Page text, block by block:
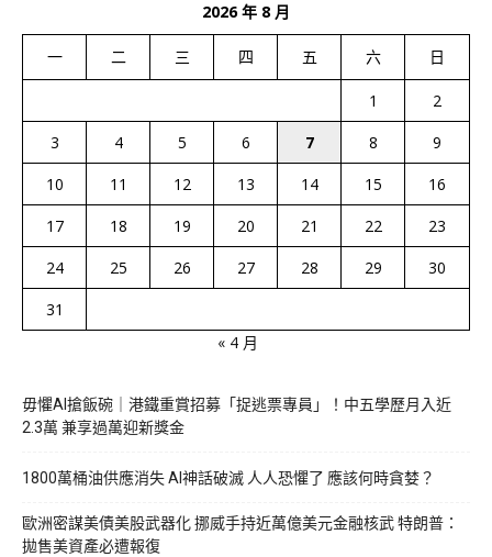
2026 年 8 月
一 二 三 四 五 六 日
1
2
3
4 5 6 7 8
9
10
11 12 13 14 15
16
17
18 19 20 21 22
23
24
25 26 27 28 29
30
31
« 4 月
毋懼AI搶飯碗｜港鐵重賞招募「捉逃票專員」！中五學歷月入近
2.3萬 兼享過萬迎新獎金
1800萬桶油供應消失 AI神話破滅 人人恐懼了 應該何時貪婪？
歐洲密謀美債美股武器化 挪威手持近萬億美元金融核武 特朗普：
拋售美資產必遭報復